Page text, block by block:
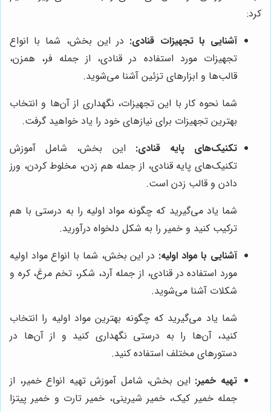
کرد:
آشنایی با تجهیزات قنادی: در این بخش، شما با انواع
تجهیزات مورد استفاده در قنادی، از جمله فر، همزن،
قالب‌ها و ابزارهای تزئین آشنا می‌شوید.
شما نحوه کار با این تجهیزات، نگهداری از آن‌ها و انتخاب
بهترین تجهیزات برای نیازهای خود را یاد خواهید گرفت.
تکنیک‌های پایه قنادی: این بخش، شامل آموزش
تکنیک‌های پایه قنادی، از جمله هم زدن، مخلوط کردن، ورز
دادن و قالب زدن است.
شما یاد می‌گیرید که چگونه مواد اولیه را به درستی با هم
ترکیب کنید و خمیر را به شکل دلخواه درآورید.
آشنایی با مواد اولیه: در این بخش، شما با انواع مواد اولیه
مورد استفاده در قنادی، از جمله آرد، شکر، تخم مرغ، کره و
شکلات آشنا می‌شوید.
شما یاد می‌گیرید که چگونه بهترین مواد اولیه را انتخاب
کنید، آن‌ها را به درستی نگهداری کنید و از آن‌ها در
دستورهای مختلف استفاده کنید.
تهیه خمیر: این بخش، شامل آموزش تهیه انواع خمیر، از
جمله خمیر کیک، خمیر شیرینی، خمیر تارت و خمیر پیتزا